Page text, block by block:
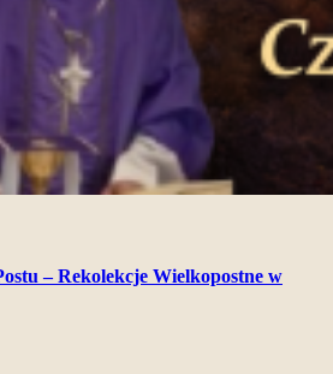
– Rekolekcje Wielkopostne w